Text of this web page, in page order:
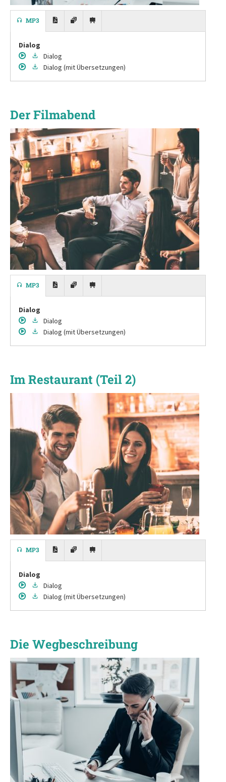
MP3
Dialog
Dialog
Dialog (mit Übersetzungen)
Der Filmabend
MP3
Dialog
Dialog
Dialog (mit Übersetzungen)
Im Restaurant (Teil 2)
MP3
Dialog
Dialog
Dialog (mit Übersetzungen)
Die Wegbeschreibung